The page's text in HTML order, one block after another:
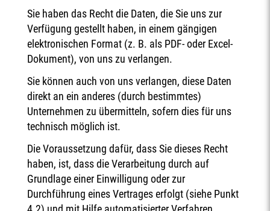
Sie haben das Recht die Daten, die Sie uns zur
Verfügung gestellt haben, in einem gängigen
elektronischen Format (z. B. als PDF- oder Excel-
Dokument), von uns zu verlangen.
Sie können auch von uns verlangen, diese Daten
direkt an ein anderes (durch bestimmtes)
Unternehmen zu übermitteln, sofern dies für uns
technisch möglich ist.
Die Voraussetzung dafür, dass Sie dieses Recht
haben, ist, dass die Verarbeitung durch auf
Grundlage einer Einwilligung oder zur
Durchführung eines Vertrages erfolgt (siehe Punkt